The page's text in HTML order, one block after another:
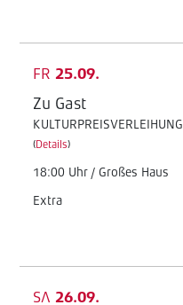
FR 25.09.
Zu Gast
KULTURPREISVERLEIHUNG
(Details)
18:00 Uhr / Großes Haus
Extra
SA 26.09.